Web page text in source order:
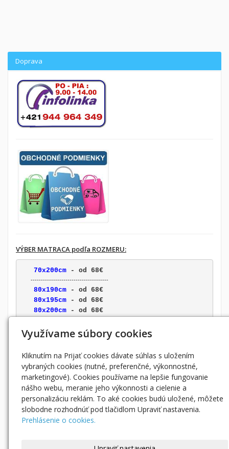
Doprava
VÝBER MATRACA podľa ROZMERU:
70x200cm - od 68€
      --------------------------------------
80x190cm
- od 68€
80x195cm
- od 68€
80x200cm - od 68€
85x190cm
- od 70€
85x195cm
- od 70€
      --------------------------------------
90x190cm - od 72€
90x195cm - od 72€
90x200cm - od 72€
      --------------------------------------
100x200cm - od 88€
120x200cm -od 106€
Využívame súbory cookies
Kliknutím na Prijať cookies dávate súhlas s uložením
vybraných cookies (nutné, preferenčné, výkonnostné,
marketingové). Cookies používame na lepšie fungovanie
nášho webu, meranie jeho výkonnosti a cielenie a
personalizáciu reklám. To aké cookies budú uložené, môžete
slobodne rozhodnúť pod tlačidlom Upraviť nastavenia.
Prehlásenie o cookies.